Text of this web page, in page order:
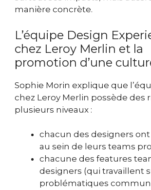
manière concrète.
L’équipe Design
chez Leroy Merlin et la
promotion d’une
Sophie Morin explique que
chez Leroy Merlin possède des
plusieurs niveaux :
chacun des designers
au sein de leurs teams
chacune des features
designers (qui travaillent
problématiques